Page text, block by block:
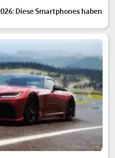
Diese Smartphones haben